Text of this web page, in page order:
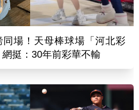
場！天母棒球場「河北彩
挺：30年前彩華不輸